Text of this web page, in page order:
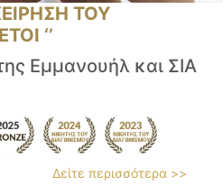
ΤΟΥ
‘’
Εμμανουήλ και ΣΙΑ
Δείτε περισσότερα >>